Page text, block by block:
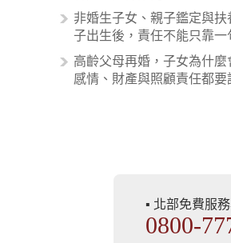
非婚生子女、親子鑑定與扶
子出生後，責任不能只靠一
高齡父母再婚，子女為什麼
感情、財產與照顧責任都要
▪ 北部免費服
0800-